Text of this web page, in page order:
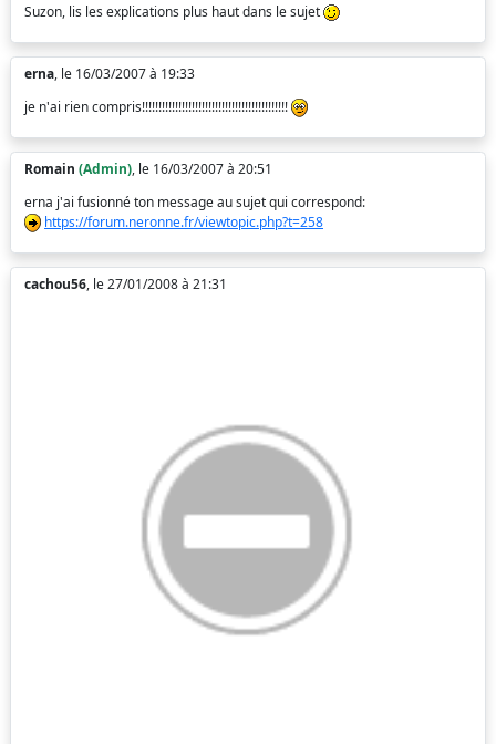
Suzon, lis les explications plus haut dans le sujet
erna, le 16/03/2007 à 19:33
je n'ai rien compris!!!!!!!!!!!!!!!!!!!!!!!!!!!!!!!!!!!!!!!!!!!!
Romain (Admin), le 16/03/2007 à 20:51
erna j'ai fusionné ton message au sujet qui correspond:
https://forum.neronne.fr/viewtopic.php?t=258
cachou56, le 27/01/2008 à 21:31